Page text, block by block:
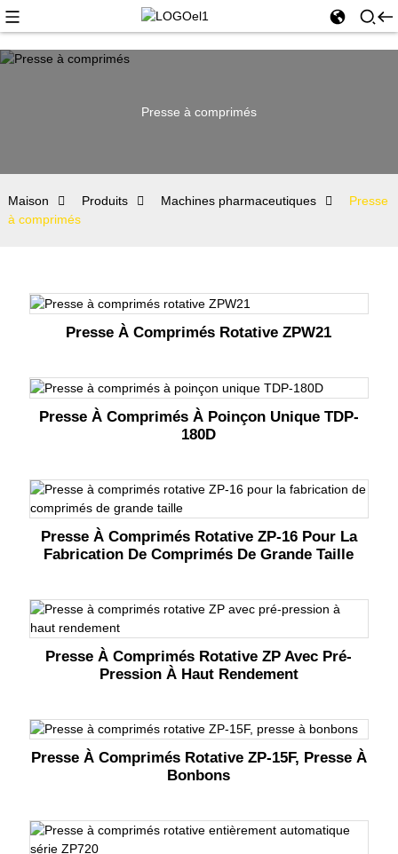
Presse à comprimés
Maison Produits Machines pharmaceutiques
Presse
à comprimés
Presse À Comprimés Rotative ZPW21
Presse À Comprimés À Poinçon Unique TDP-
180D
Presse À Comprimés Rotative ZP-16 Pour La
Fabrication De Comprimés De Grande Taille
Presse À Comprimés Rotative ZP Avec Pré-
Pression À Haut Rendement
Presse À Comprimés Rotative ZP-15F, Presse À
Bonbons